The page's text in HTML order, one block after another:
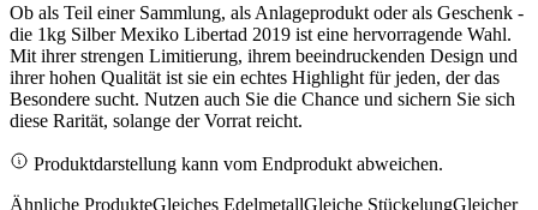
Ob als Teil einer Sammlung, als Anlageprodukt oder als Geschenk -
die 1kg Silber Mexiko Libertad 2019 ist eine hervorragende Wahl.
Mit ihrer strengen Limitierung, ihrem beeindruckenden Design und
ihrer hohen Qualität ist sie ein echtes Highlight für jeden, der das
Besondere sucht. Nutzen auch Sie die Chance und sichern Sie sich
diese Rarität, solange der Vorrat reicht.
Produktdarstellung kann vom Endprodukt abweichen.
Ähnliche ProdukteGleiches EdelmetallGleiche StückelungGleicher